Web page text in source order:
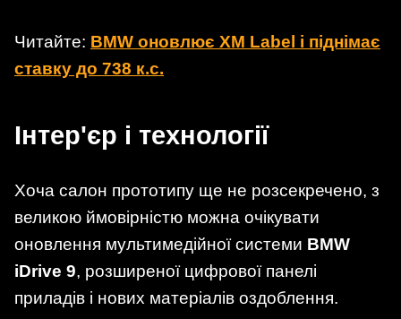
Читайте: BMW оновлює XM Label і піднімає
ставку до 738 к.с.
Інтер'єр і технології
Хоча салон прототипу ще не розсекречено, з
великою ймовірністю можна очікувати
оновлення мультимедійної системи BMW
iDrive 9, розширеної цифрової панелі
приладів і нових матеріалів оздоблення.